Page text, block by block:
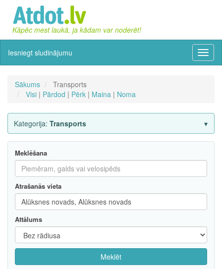
Kāpēc mest laukā, ja kādam var noderēt!
Iesniegt sludinājumu
Sākums
Transports
Visi | Pārdod | Pērk | Maina | Noma
Kategorija: Transports
Meklēšana
Atrašanās vieta
Attālums
Meklēt